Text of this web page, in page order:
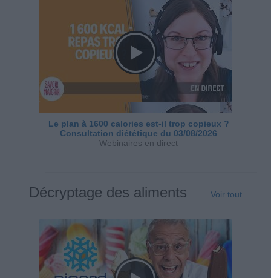
Le plan à 1600 calories est-il trop copieux ?
Consultation diététique du 03/08/2026
Webinaires en direct
Décryptage des aliments Voir tout